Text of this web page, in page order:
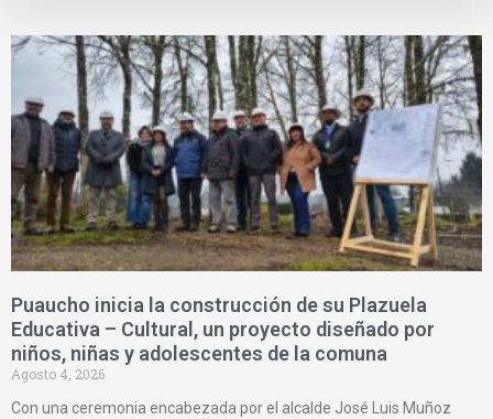
Puaucho inicia la construcción de su Plazuela
Educativa – Cultural, un proyecto diseñado por
niños, niñas y adolescentes de la comuna
Agosto 4, 2026
Con una ceremonia encabezada por el alcalde José Luis Muñoz